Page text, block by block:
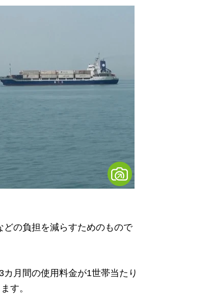
の負担を減らすためのもので
月間の使用料金が1世帯当たり
す。